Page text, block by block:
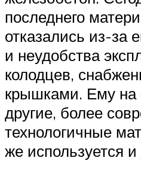
последнего
отказались из-за
и неудобства
колодцев,
крышками. Ему
другие, более
технологичные
же используется